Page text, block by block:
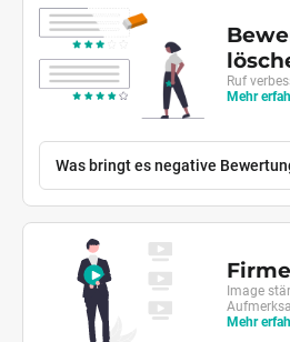
Ruf
Mehr
Was bringt es negative
Image
Mehr